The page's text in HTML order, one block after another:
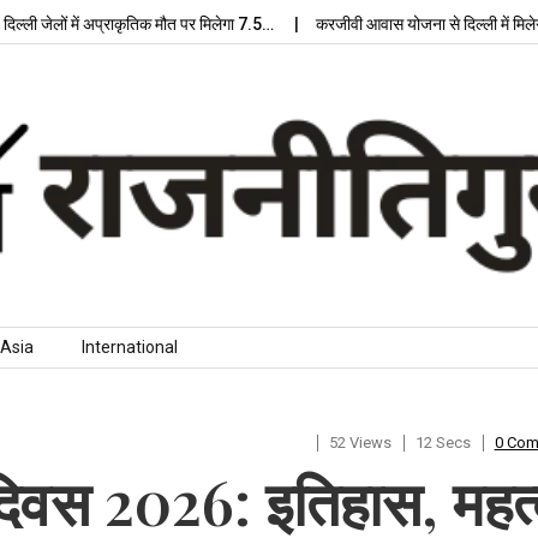
में अप्राकृतिक मौत पर मिलेगा 7.5… करजीवी आवास योजना से दिल्ली में मिलेगा
Asia International
52 Views 12 Secs 0
2026: इतिहास,